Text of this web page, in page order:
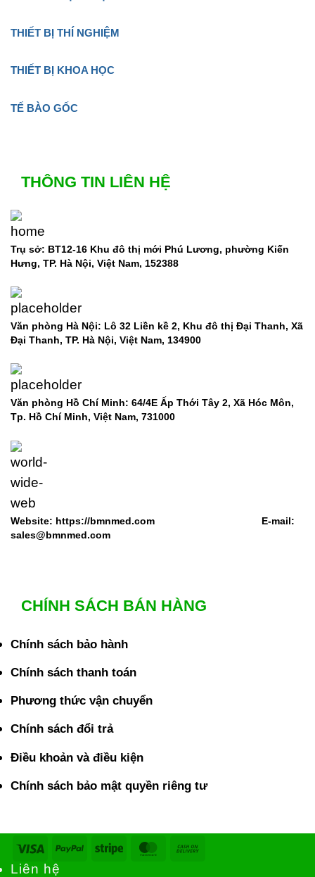
THIẾT BỊ THÍ NGHIỆM
THIẾT BỊ KHOA HỌC
TẾ BÀO GỐC
THÔNG TIN LIÊN HỆ
Trụ sở: BT12-16 Khu đô thị mới Phú Lương, phường Kiến
Hưng, TP. Hà Nội, Việt Nam, 152388
Văn phòng Hà Nội: Lô 32 Liền kề 2, Khu đô thị Đại Thanh, Xã
Đại Thanh, TP. Hà Nội, Việt Nam, 134900
Văn phòng Hồ Chí Minh: 64/4E Ấp Thới Tây 2, Xã Hóc Môn,
Tp. Hồ Chí Minh, Việt Nam, 731000
Website: https://bmnmed.com E-mail:
sales@bmnmed.com
CHÍNH SÁCH BÁN HÀNG
Chính sách bảo hành
Chính sách thanh toán
Phương thức vận chuyển
Chính sách đổi trả
Điều khoản và điều kiện
Chính sách bảo mật quyền riêng tư
Visa PayPalStripe MasterCard
Liên hệ